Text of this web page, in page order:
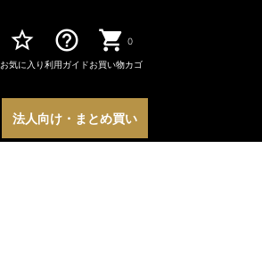
star_border
お気に入り
help_outline
利用ガイド
0
お買い物カゴ
法人向け・まとめ買い